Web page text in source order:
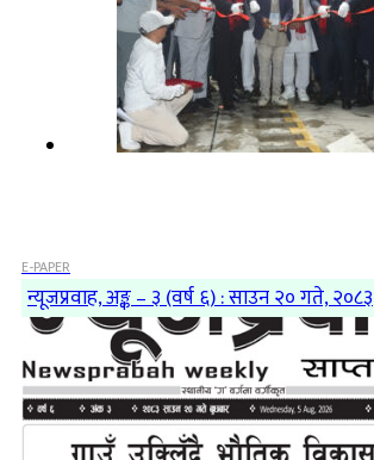
E-PAPER
न्यूजप्रवाह, अङ्क – ३ (वर्ष ६) : साउन २० गते, २०८३